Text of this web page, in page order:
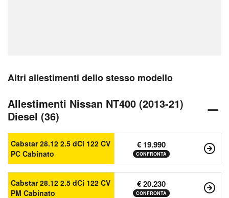
Altri allestimenti dello stesso modello
Allestimenti Nissan NT400 (2013-21)
Diesel (36)
Cabstar 28.12 2.5 dCi 122 CV
PC Cabinato
€ 19.990
CONFRONTA
Cabstar 28.12 2.5 dCi 122 CV
PM Cabinato
€ 20.230
CONFRONTA